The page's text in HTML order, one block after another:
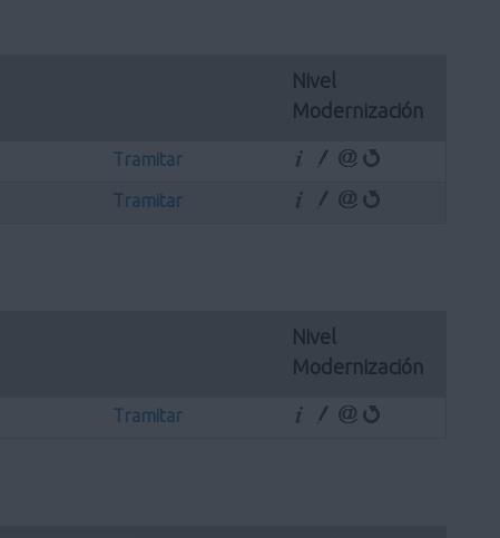
Nivel
Modernización
Tramitar
Tramitar
Nivel
Modernización
Tramitar